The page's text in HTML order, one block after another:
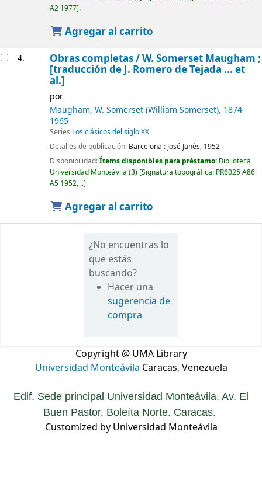
A2 1977 .
Agregar al carrito
4. Obras completas /W. Somerset Maugham ;
[traducción de J. Romero de Tejada ... et
al.]
por
Maugham, W. Somerset (William Somerset), 1874-
1965
Series Los clásicos del siglo XX
Detalles de publicación: Barcelona : José Janés, 1952-
Disponibilidad:Ítems disponibles para préstamo: Biblioteca
Universidad Monteávila (3) Signatura topográfica: PR6025 A86
A5 1952, .. .
Agregar al carrito
¿No encuentras lo
que estás
buscando?
Hacer una
sugerencia de
compra
Copyright @ UMA Library
Universidad Monteávila Caracas, Venezuela
Edif. Sede principal Universidad Monteávila. Av. El
Buen Pastor. Boleíta Norte. Caracas.
Customized by Universidad Monteávila